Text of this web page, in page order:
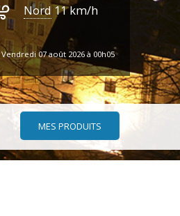
Nord 11km/h
Vendredi 07 août 2026 à 00h05
MES PRODUITS